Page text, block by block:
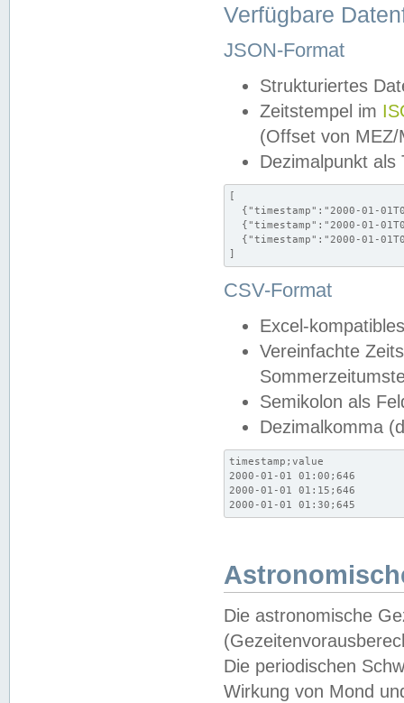
Verfügbare
JSON-Format
Strukturiertes
Zeitstempel im
(Offset von MEZ/
Dezimalpunkt als
[
{"timestamp":"2000-01-
{"timestamp":"2000-01-
{"timestamp":"2000-01-
]
CSV-Format
Excel-
Vereinfachte
Semikolon als
Dezimalkomma
timestamp;value
2000-01-01 01:00;646
2000-01-01 01:15;646
2000-01-01 01:30;645
Die astronomische
Die periodischen
Wirkung von Mond